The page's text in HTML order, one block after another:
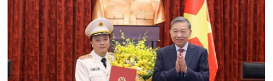
Nam